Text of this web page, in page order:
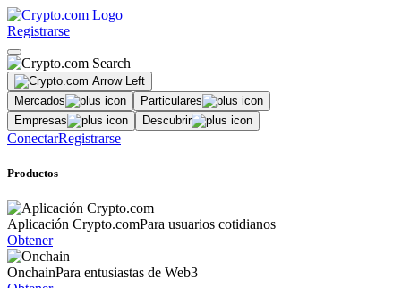
Registrarse
Mercados
Particulares
Empresas
Descubrir
ConectarRegistrarse
Productos
Aplicación Crypto.comPara usuarios cotidianos
Obtener
OnchainPara entusiastas de Web3